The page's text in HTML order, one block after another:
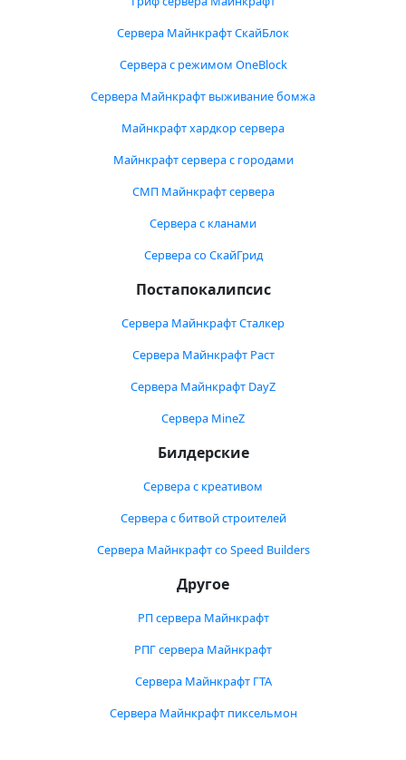
Сервера Майнкрафт СкайБлок
Сервера с режимом OneBlock
Сервера Майнкрафт выживание бомжа
Майнкрафт хардкор сервера
Майнкрафт сервера с городами
СМП Майнкрафт сервера
Сервера с кланами
Сервера со СкайГрид
Постапокалипсис
Сервера Майнкрафт Сталкер
Сервера Майнкрафт Раст
Сервера Майнкрафт DayZ
Сервера MineZ
Билдерские
Сервера с креативом
Сервера с битвой строителей
Сервера Майнкрафт со Speed Builders
Другое
РП сервера Майнкрафт
РПГ сервера Майнкрафт
Сервера Майнкрафт ГТА
Сервера Майнкрафт пиксельмон